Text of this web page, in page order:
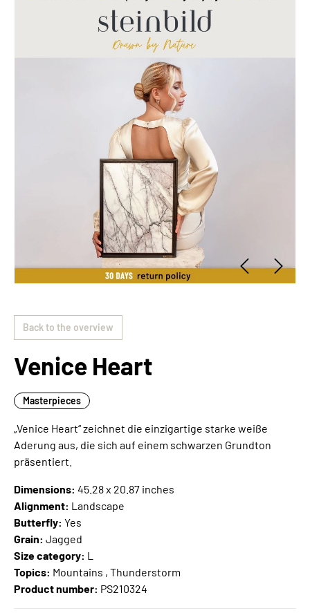
Back to the overview
Venice Heart
Masterpieces
„Venice Heart“ zeichnet die einzigartige starke weiße
Aderung aus, die sich auf einem schwarzen Grundton
präsentiert.
Dimensions: 45.28 x 20.87 inches
Alignment: Landscape
Butterfly: Yes
Grain: Jagged
Size category: L
Topics: Mountains , Thunderstorm
Product number: PS210324